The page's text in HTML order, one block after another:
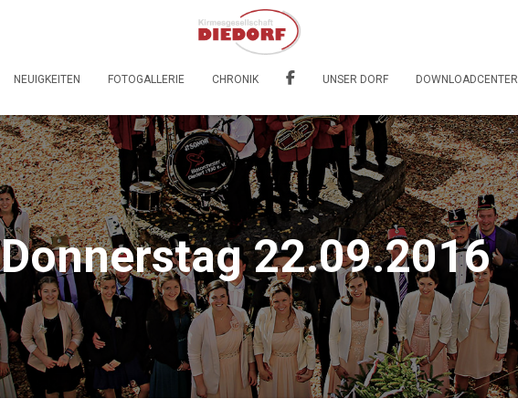
NEUIGKEITEN FOTOGALLERIE CHRONIK UNSER DORF DOWNLOADCENTER
Donnerstag 22.09.2016